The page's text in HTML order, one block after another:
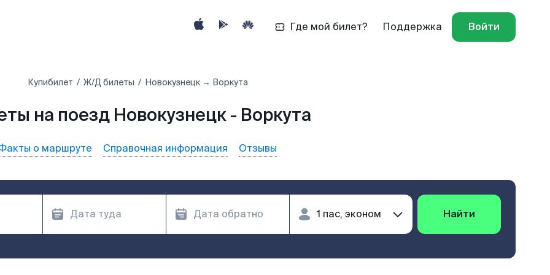
Где мой билет? Поддержка Войти
Купибилет Ж/Д билеты Новокузнецк → Воркута
на поезд Новокузнецк - Воркута
о маршруте Справочная информация Отзывы
Найти